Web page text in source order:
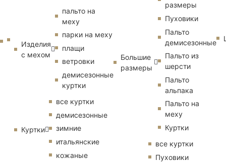
Изделия
с мехом
пальто на
меху
парки на меху
плащи
ветровки
демисезонные
куртки
Куртки
все куртки
демисезонные
зимние
итальянские
кожаные
Большие
размеры
размеры
Пуховики
Пальто
демисезонные
Пальто из
шерсти
Пальто
альпака
Пальто на
меху
Куртки
все куртки
Пуховики